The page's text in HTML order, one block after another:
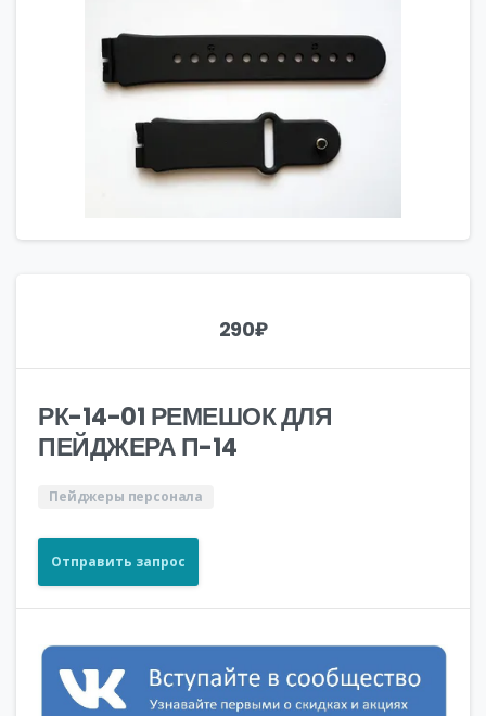
290₽
РК-14-01 РЕМЕШОК ДЛЯ
ПЕЙДЖЕРА П-14
Пейджеры персонала
Отправить запрос